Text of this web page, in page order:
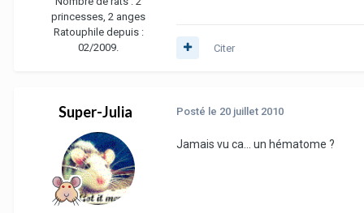
princesses, 2 anges
Ratouphile depuis :
02/2009.
Citer
Super-Julia Posté le 20 juillet 2010
Jamais vu ca... un hématome ?